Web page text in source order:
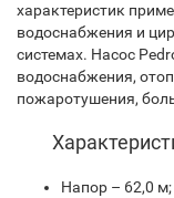
характеристик
водоснабжения и
системах. Насос
водоснабжения,
пожаротушения,
Напор – 62,0 м;